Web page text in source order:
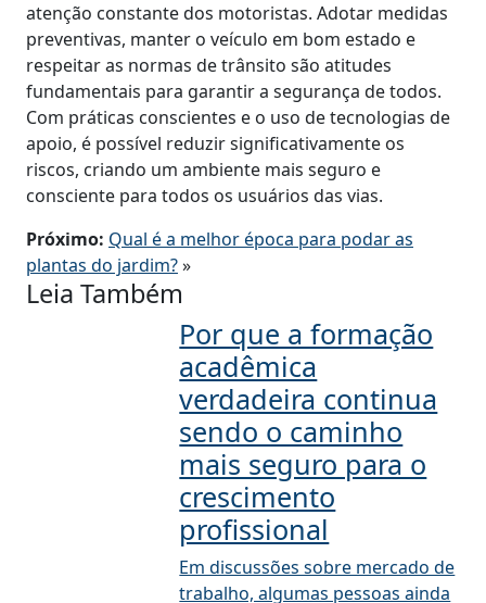
atenção constante dos motoristas. Adotar medidas
preventivas, manter o veículo em bom estado e
respeitar as normas de trânsito são atitudes
fundamentais para garantir a segurança de todos.
Com práticas conscientes e o uso de tecnologias de
apoio, é possível reduzir significativamente os
riscos, criando um ambiente mais seguro e
consciente para todos os usuários das vias.
Próximo: Qual é a melhor época para podar as
plantas do jardim?»
Leia Também
Por que a formação
acadêmica
verdadeira continua
sendo o caminho
mais seguro para o
crescimento
profissional
Em discussões sobre mercado de
trabalho, algumas pessoas ainda